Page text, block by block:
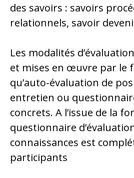
des savoirs : savoirs
relationnels, savoir
Les modalités
et mises en œuvre par le
qu’auto-évaluation de
entretien ou
concrets. A l’issue de la
questionnaire
connaissances est
participants